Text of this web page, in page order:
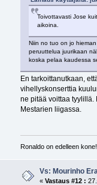
Toivottavasti Jose
aikoina.
Niin no tuo on jo
peruuttelua juurikaan
koska pelaa kaudessa
En tarkoittanutkaan,
vihellyskonserttia
ne pitää voittaa
Mestarien liigassa.
Ronaldo on edelleen kone!
Vs: Mourinho Era
«Vastaus #12 :